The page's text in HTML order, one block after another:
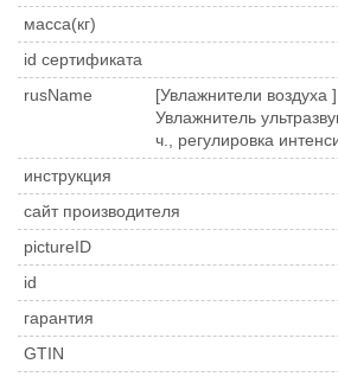
масса(кг)
id сертификата
rusName
[Увлажнители воздуха
Увлажнитель
ч., регулировка
инструкция
сайт производителя
pictureID
id
гарантия
GTIN